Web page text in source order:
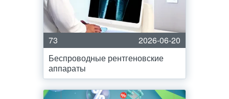
73
2026-06-20
Беспроводные рентгеновские
аппараты